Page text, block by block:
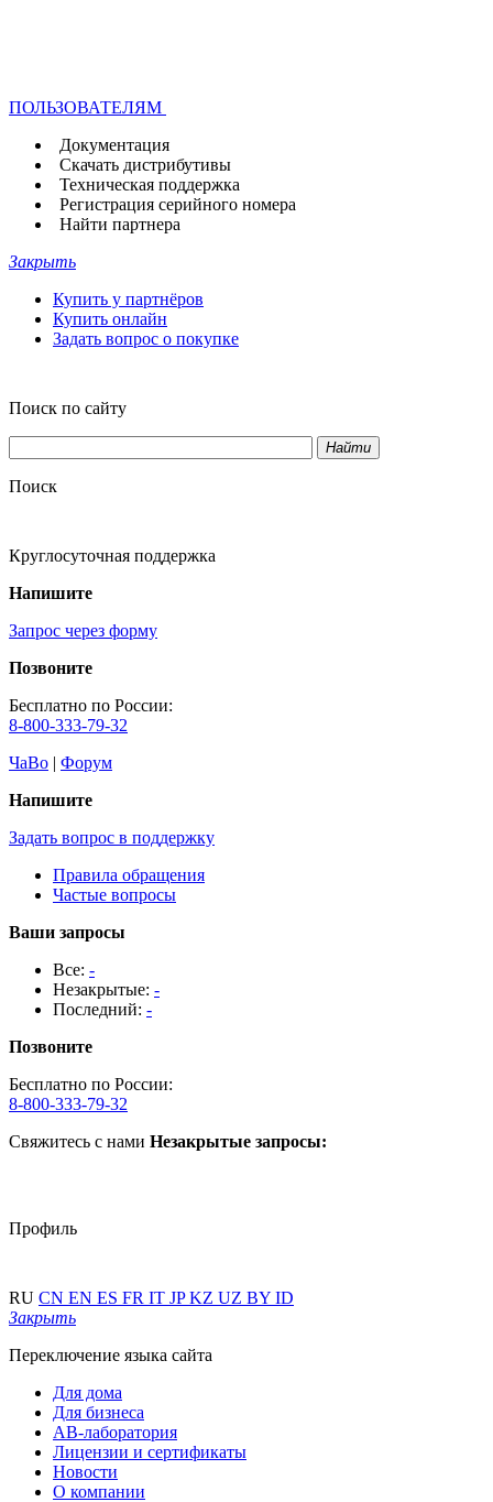
ПОЛЬЗОВАТЕЛЯМ
Документация
Скачать дистрибутивы
Техническая поддержка
Регистрация серийного номера
Найти партнера
Закрыть
Купить у партнёров
Купить онлайн
Задать вопрос о покупке
Поиск по сайту
Найти
Поиск
Круглосуточная поддержка
Напишите
Запрос через форму
Позвоните
Бесплатно по России:
8-800-333-79-32
ЧаВо | Форум
Напишите
Задать вопрос в поддержку
Правила обращения
Частые вопросы
Ваши запросы
Все: -
Незакрытые: -
Последний: -
Позвоните
Бесплатно по России:
8-800-333-79-32
Свяжитесь с нами Незакрытые запросы:
Профиль
RU CN EN ES FR IT JPKZ UZ BY ID
Закрыть
Переключение языка сайта
Для дома
Для бизнеса
АВ-лаборатория
Лицензии и сертификаты
Новости
О компании